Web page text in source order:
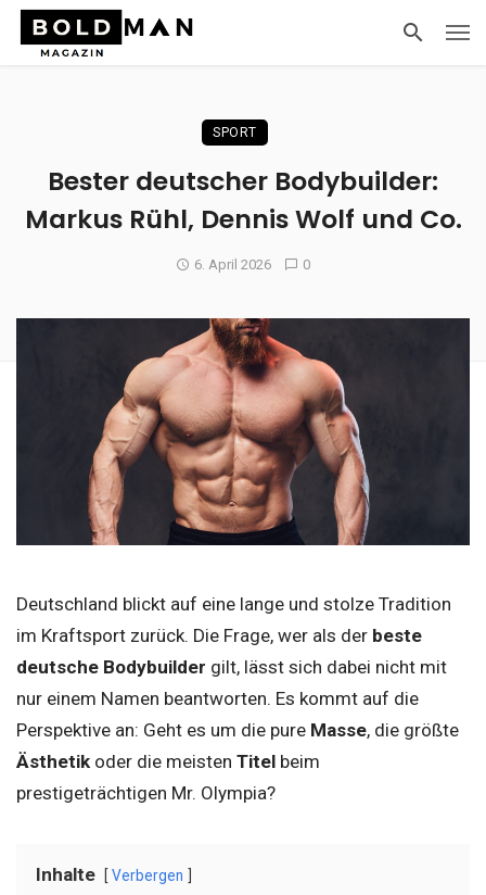
SPORT
Bester deutscher Bodybuilder:
Markus Rühl, Dennis Wolf und Co.
6. April 2026 0
Deutschland blickt auf eine lange und stolze Tradition
im Kraftsport zurück. Die Frage, wer als der beste
deutsche Bodybuilder gilt, lässt sich dabei nicht mit
nur einem Namen beantworten. Es kommt auf die
Perspektive an: Geht es um die pure Masse, die größte
Ästhetikoder die meisten Titel beim
prestigeträchtigen Mr. Olympia?
Inhalte Verbergen